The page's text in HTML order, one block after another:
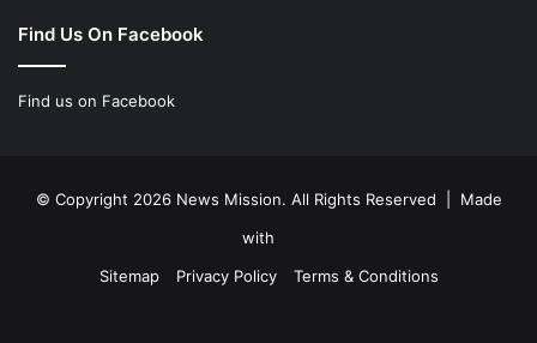
Find Us On Facebook
Find us on Facebook
© Copyright 2026 News Mission. All Rights Reserved | Made
with
Sitemap
Privacy Policy Terms & Conditions